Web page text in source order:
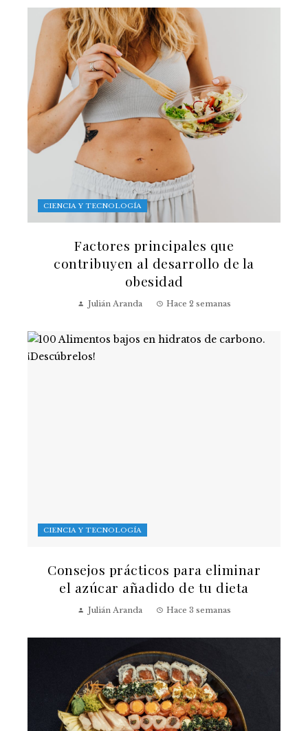
CIENCIA Y TECNOLOGÍA
Factores principales que
contribuyen al desarrollo de la
obesidad
Julián Aranda Hace 2 semanas
CIENCIA Y TECNOLOGÍA
Consejos prácticos para eliminar
el azúcar añadido de tu dieta
Julián Aranda Hace 3 semanas